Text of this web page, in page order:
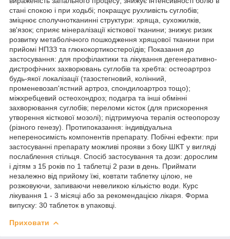
стані спокою і при ходьбі; покращує рухливість суглобів;
зміцнює сполучнотканинні структури: хряща, сухожилків,
зв'язок; сприяє мінералізації кісткової тканини; знижує ризик
розвитку метаболічного пошкодження хрящової тканини при
прийомі НПЗЗ та глюкокортикостероїдів; Показання до
застосування: для профілактики та лікування дегенеративно-
дистрофічних захворювань суглобів та хребта: остеоартроз
будь-якої локалізації (тазостегновий, колінний,
променевозап'ястний артроз, спондилоартроз тощо);
міжхребцевий остеохондроз; подагра та інші обмінні
захворювання суглобів; переломи кісток (для прискорення
утворення кісткової мозолі); підтримуюча терапія остеопорозу
(різного генезу). Протипоказання: індивідуальна
непереносимість компонентів препарату. Побічні ефекти: при
застосуванні препарату можливі прояви з боку ШКТ у вигляді
послаблення стільця. Спосіб застосування та дози: дорослим
і дітям з 15 років по 1 таблетці 2 рази в день. Приймати
незалежно від прийому їжі, ковтати таблетку цілою, не
розжовуючи, запиваючи невеликою кількістю води. Курс
лікування 1 - 3 місяці або за рекомендацією лікаря. Форма
випуску: 30 таблеток в упаковці.
Приховати